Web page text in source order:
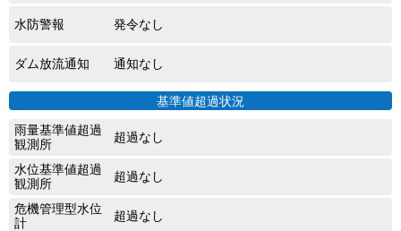
水防警報 発令なし
ダム放流通知 通知なし
基準値超過状況
雨量基準値超過
観測所
超過なし
水位基準値超過
観測所
超過なし
危機管理型水位
計
超過なし